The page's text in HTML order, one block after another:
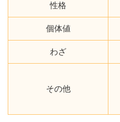
性格
個体値
わざ
その他